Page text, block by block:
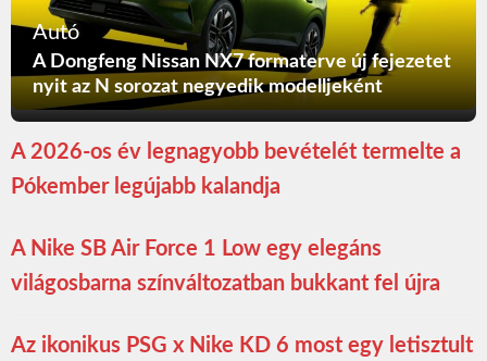
Autó
A Dongfeng Nissan NX7 formaterve új fejezetet
nyit az N sorozat negyedik modelljeként
A 2026-os év legnagyobb bevételét termelte a
Pókember legújabb kalandja
A Nike SB Air Force 1 Low egy elegáns
világosbarna színváltozatban bukkant fel újra
Az ikonikus PSG x Nike KD 6 most egy letisztult